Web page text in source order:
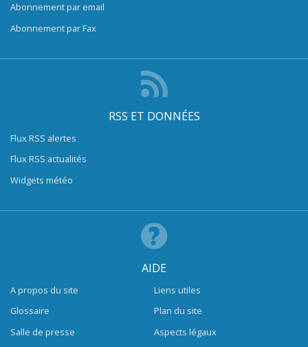
Abonnement par email
Abonnement par Fax
RSS ET DONNÉES
Flux RSS alertes
Flux RSS actualités
Widgets météo
AIDE
A propos du site
Glossaire
Salle de presse
Liens utiles
Plan du site
Aspects légaux